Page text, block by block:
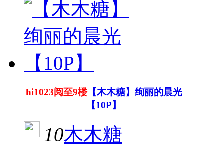
hi1023阅至9楼【木木糖】绚丽的晨光
【10P】
10木木糖